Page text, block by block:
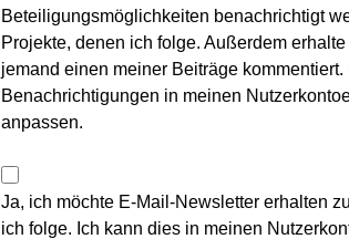
Beteiligungsmöglichkeiten benachrichtigt
Projekte, denen ich folge. Außerdem
jemand einen meiner Beiträge kommentiert.
Benachrichtigungen in meinen
anpassen.
Ja, ich möchte E-Mail-Newsletter erhalten
ich folge. Ich kann dies in meinen